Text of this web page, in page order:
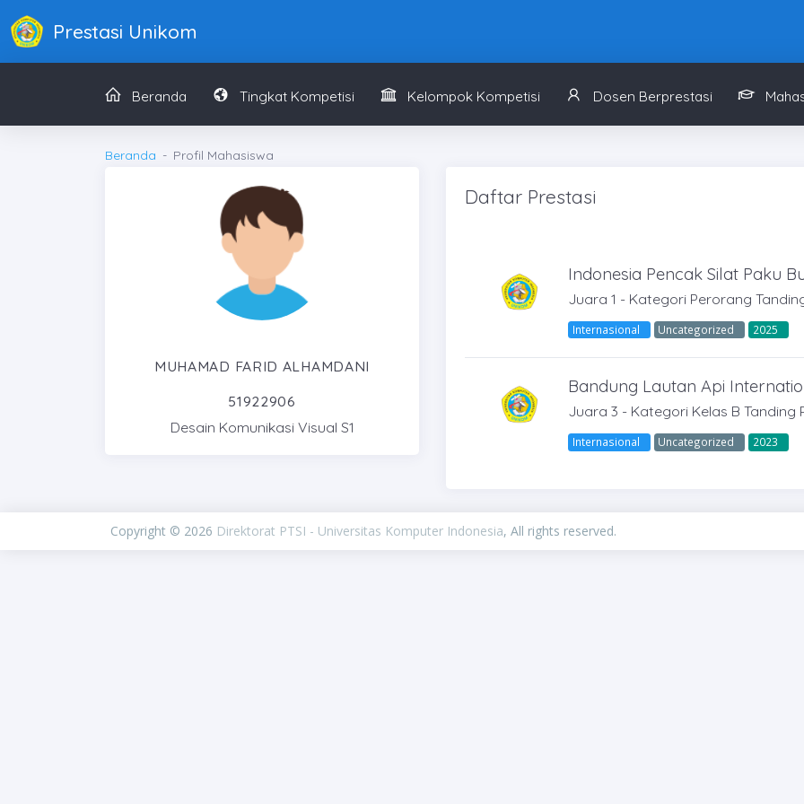
Prestasi Unikom
Beranda Tingkat Kompetisi Kelompok Kompetisi Dosen Berprestasi
Beranda Profil Mahasiswa
MUHAMAD FARID ALHAMDANI
51922906
Desain Komunikasi Visual S1
Daftar Prestasi
Indonesia Pencak Silat Paku
Juara 1 - Kategori Perorang
Internasional Uncategorized 2025
Bandung Lautan Api
Juara 3 - Kategori Kelas B Tanding
Internasional Uncategorized 2023
Copyright © 2026 Direktorat PTSI - Universitas Komputer Indonesia, All rights reserved.